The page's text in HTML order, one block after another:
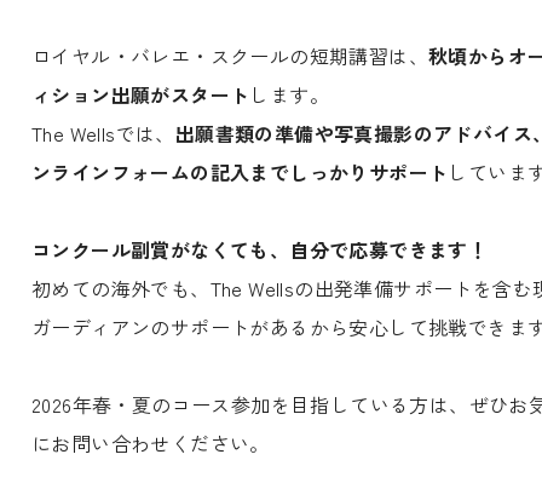
ロイヤル・バレエ・スクールの短期講習は、 秋頃からオ
ィション出願がスタート します。
The Wellsでは、 出願書類の準備や写真撮影のアドバイス
ンラインフォームの記入までしっかりサポート していま
コンクール副賞がなくても、自分で応募できます！
初めての海外でも、The Wellsの出発準備サポートを含む
ガーディアンのサポートがあるから安心して挑戦できま
2026年春・夏のコース参加を目指している方は、ぜひお
にお問い合わせください。